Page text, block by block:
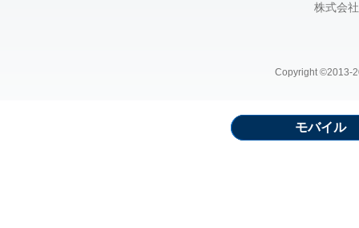
株式会
Copyright ©2013-
モバイル